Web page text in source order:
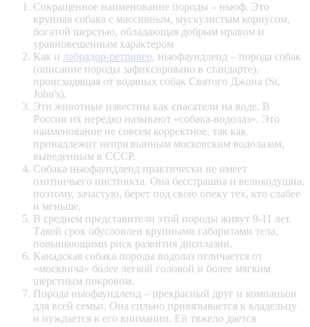
Сокращенное наименование породы – ньюф. Это
крупная собака с массивным, мускулистым корпусом,
богатой шерстью, обладающая добрым нравом и
уравновешенным характером
Как и лабрадор-ретривер, ньюфаундленд – порода собак
(описание породы зафиксировано в стандарте),
происходящая от водяных собак Святого Джона (St.
John's).
Эти животные известны как спасатели на воде. В
России их нередко называют «собака-водолаз». Это
наименование не совсем корректное, так как
принадлежит непризнанным московским водолазам,
выведенным в СССР.
Собака ньюфаундленд практически не имеет
охотничьего инстинкта. Она бесстрашна и великодушна,
поэтому, зачастую, берет под свою опеку тех, кто слабее
и меньше.
В среднем представители этой породы живут 9-11 лет.
Такой срок обусловлен крупными габаритами тела,
повышающими риск развития дисплазии.
Канадская собака породы водолаз отличается от
«москвича» более легкой головой и более мягким
шерстным покровом.
Порода ньюфаундленд – прекрасный друг и компаньон
для всей семьи. Она сильно привязывается к владельцу
и нуждается в его внимании. Ей тяжело дается